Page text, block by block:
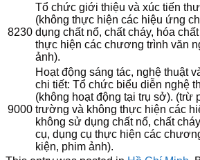
8230
Tổ chức giới thiệu và xúc tiến
(không thực hiện các hiệu ứng
dụng chất nổ, chất cháy, hóa
thực hiện các chương trình văn
ảnh).
9000
Hoạt động sáng tác, nghệ thuật
chi tiết: Tổ chức biểu diễn nghệ
(không hoạt động tại trụ sở). (trừ
trường và không thực hiện các
không sử dụng chất nổ, chất
cụ, dụng cụ thực hiện các
kiện, phim ảnh).